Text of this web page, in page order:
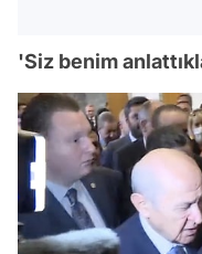
'Siz benim